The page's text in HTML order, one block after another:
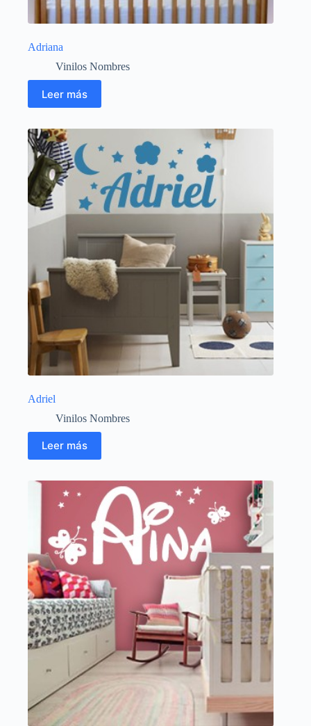
Adriana
Vinilos Nombres
Leer más
Adriel
Vinilos Nombres
Leer más